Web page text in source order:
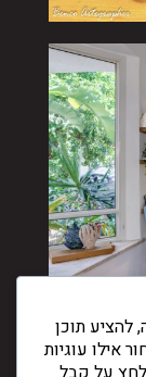
להציע תוכן
אילו עוגיות